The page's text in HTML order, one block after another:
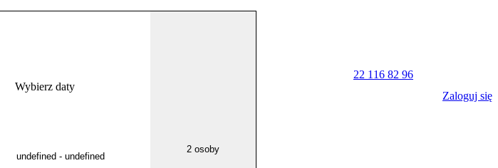
Wybierz daty
2 osoby
22 116 82 96
Zaloguj się